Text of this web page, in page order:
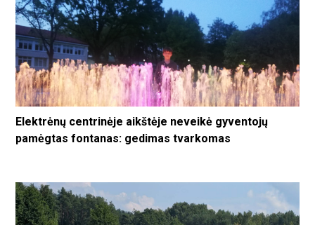
Elektrėnų centrinėje aikštėje neveikė gyventojų
pamėgtas fontanas: gedimas tvarkomas